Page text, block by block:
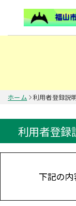
ホーム 利用者登録説
利用者登録
下記の内